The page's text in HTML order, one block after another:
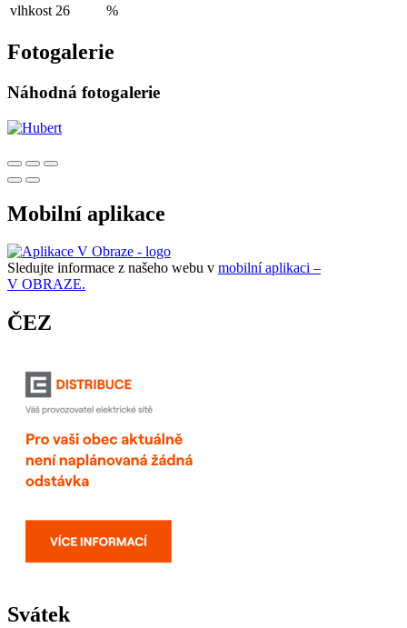
vlhkost 26 %
Fotogalerie
Náhodná fotogalerie
Mobilní aplikace
Sledujte informace z našeho webu v mobilní aplikaci –
V OBRAZE.
ČEZ
Svátek